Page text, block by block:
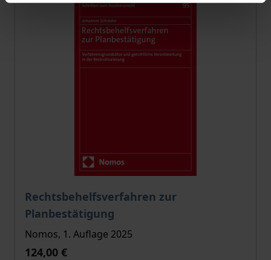
Rechtsbehelfsverfahren zur
Planbestätigung
Der Preis dieses Titels richtet sich nach der
Nomos, 1. Auflage 2025
124,00 €